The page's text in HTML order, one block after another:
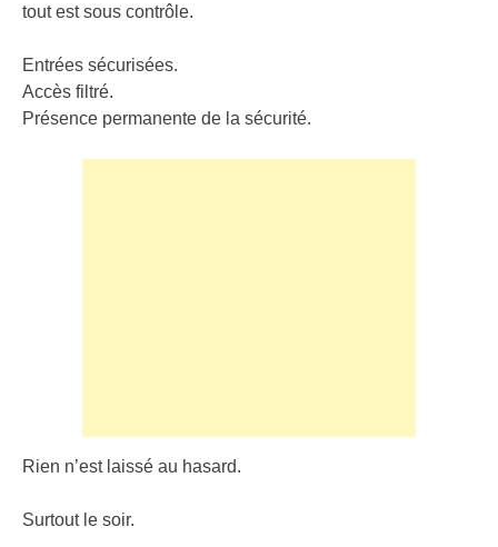
tout est sous contrôle.
Entrées sécurisées.
Accès filtré.
Présence permanente de la sécurité.
Rien n’est laissé au hasard.
Surtout le soir.